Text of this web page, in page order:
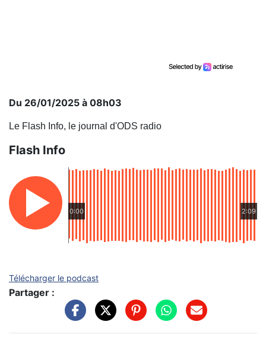
Du 26/01/2025 à 08h03
Le Flash Info, le journal d'ODS radio
Flash Info
0:00 2:09
Télécharger le podcast
Partager :